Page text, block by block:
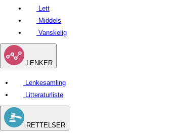
Lett
Middels
Vanskelig
LENKER
Lenkesamling
Litteraturliste
RETTELSER